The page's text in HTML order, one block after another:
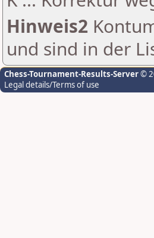
Hinweis2
und sind in der
Chess-Tournament-Results-Server©
Legal details/Terms of use